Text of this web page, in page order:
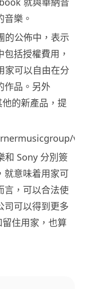
樂。
的公佈中，表示
括授權費用，
家可以自由在分
作品。另外
的新產品，提
和 Sony 分別簽
就意味着用家可
言，可以合法使
司可以得到更多
住用家，也算